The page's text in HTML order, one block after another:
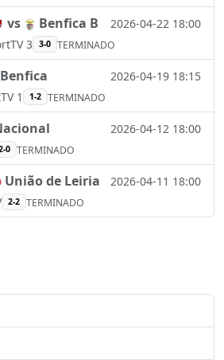
vs Benfica B
2026-04-22 18:00
3
3-0 TERMINADO
Benfica
2026-04-19 18:15
1
1-2 TERMINADO
2026-04-12 18:00
0 TERMINADO
União de Leiria
2026-04-11 18:00
2-2 TERMINADO